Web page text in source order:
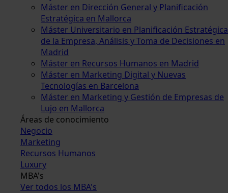
Máster en Dirección General y Planificación
Estratégica en Mallorca
Máster Universitario en Planificación Estratégica
de la Empresa, Análisis y Toma de Decisiones en
Madrid
Máster en Recursos Humanos en Madrid
Máster en Marketing Digital y Nuevas
Tecnologías en Barcelona
Máster en Marketing y Gestión de Empresas de
Lujo en Mallorca
Áreas de conocimiento
Negocio
Marketing
Recursos Humanos
Luxury
MBA's
Ver todos los MBA's